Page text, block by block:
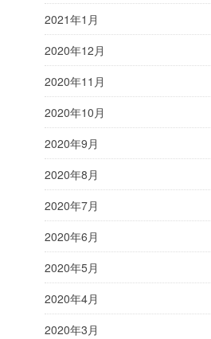
2021年1月
2020年12月
2020年11月
2020年10月
2020年9月
2020年8月
2020年7月
2020年6月
2020年5月
2020年4月
2020年3月